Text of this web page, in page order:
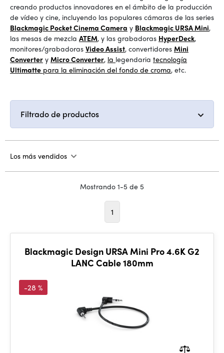
creando productos innovadores en el ámbito de la producción
de vídeo y cine, incluyendo las populares cámaras de las series
Blackmagic Pocket Cinema Camera y Blackmagic URSA Mini,
las mesas de mezcla ATEM, y las grabadoras HyperDeck,
monitores/grabadoras Video Assist, convertidores Mini
Converter y Micro Converter, la legendaria tecnología
Ultimatte para la eliminación del fondo de croma, etc.
Filtrado de productos
Los más vendidos
Mostrando 1-5 de 5
1
Blackmagic Design URSA Mini Pro 4.6K G2
LANC Cable 180mm
-28 %